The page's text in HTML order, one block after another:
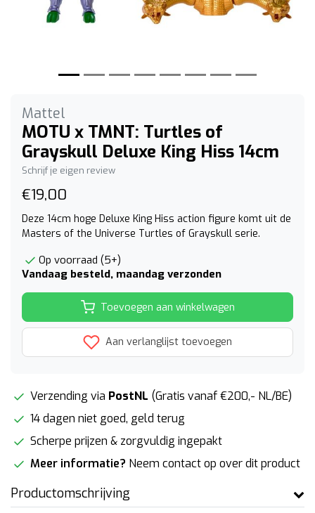
Mattel
MOTU x TMNT: Turtles of
Grayskull Deluxe King Hiss 14cm
Schrijf je eigen review
€19,00
Deze 14cm hoge Deluxe King Hiss action figure komt uit de
Masters of the Universe Turtles of Grayskull serie.
Op voorraad (5+)
Vandaag besteld, maandag verzonden
Toevoegen aan winkelwagen
Aan verlanglijst toevoegen
Verzending via PostNL (Gratis vanaf €200,- NL/BE)
14 dagen niet goed, geld terug
Scherpe prijzen & zorgvuldig ingepakt
Meer informatie? Neem contact op over dit product
Productomschrijving